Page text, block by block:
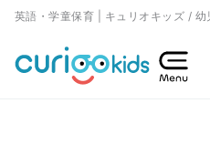
英語・学童保育 | キュリオキッズ / 幼